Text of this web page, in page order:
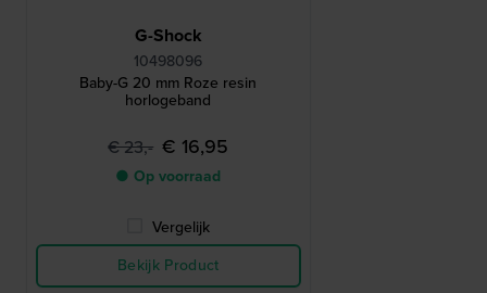
G-Shock
10498096
Baby-G 20 mm Roze resin
horlogeband
€ 23,- € 16,95
● Op voorraad
Vergelijk
Bekijk Product